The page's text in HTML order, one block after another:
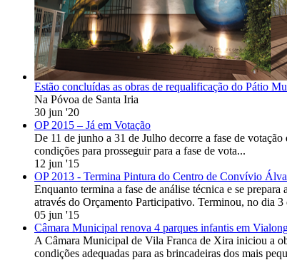
Estão concluídas as obras de requalificação do Pátio
Na Póvoa de Santa Iria
30 jun '20
OP 2015 – Já em Votação
De 11 de junho a 31 de Julho decorre a fase de
condições para prosseguir para a fase de vota...
12 jun '15
OP 2013 - Termina Pintura do Centro de Convívio
Enquanto termina a fase de análise técnica e se
através do Orçamento Participativo. Terminou, no dia
05 jun '15
Câmara Municipal renova 4 parques infantis em
A Câmara Municipal de Vila Franca de Xira iniciou a
condições adequadas para as brincadeiras dos mais